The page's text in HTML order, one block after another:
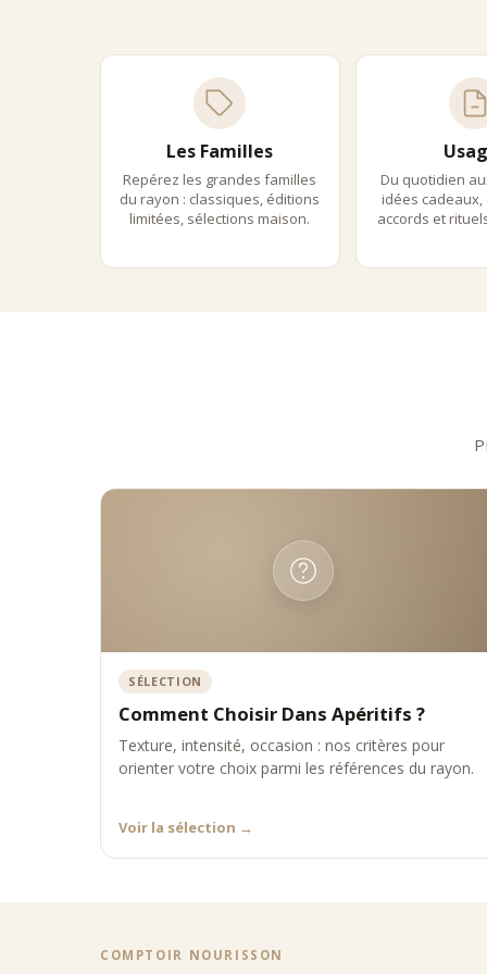
Notre
•Une
• Une
• Une
Une
•Une
La
Les
Des
Une
Une
•
Une
Notre
Les Familles
Repérez les grandes familles
du rayon : classiques, éditions
limitées, sélections maison.
Du quotidien
idées
accords et
SÉLECTION
Comment Choisir Dans Apéritifs ?
Texture, intensité, occasion : nos critères pour
orienter votre choix parmi les références du rayon.
Voir la sélection →
COMPTOIR NOURISSON